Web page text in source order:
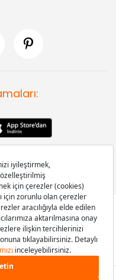
Tüm hakları saklıdır.